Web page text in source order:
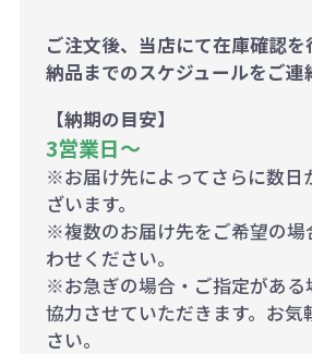
ご注文後、当店にて在庫確認を
納品までのスケジュールをご連
【納期の目安】
3営業日〜
※お届け先によってさらに数日
ざいます。
※複数のお届け先をご希望の場
わせください。
※お急ぎの場合・ご指定がある
協力させていただきます。お気
さい。